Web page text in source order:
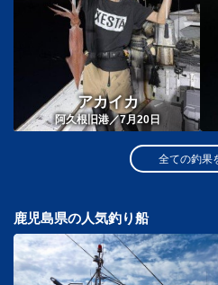
アカイカ
阿久根旧港／7月20日
全ての釣果
鹿児島県の人気釣り船